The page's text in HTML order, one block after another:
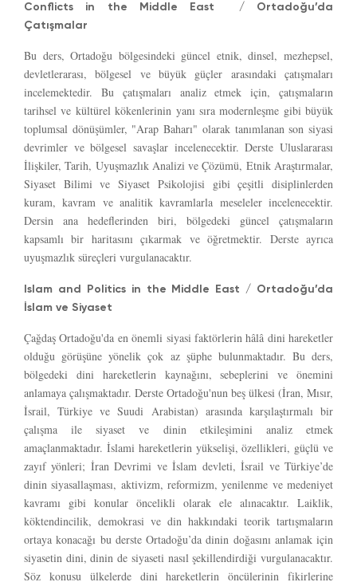
Conflicts in the Middle East / Ortadoğu’da
Çatışmalar
Bu ders, Ortadoğu bölgesindeki güncel etnik, dinsel, mezhepsel,
devletlerarası, bölgesel ve büyük güçler arasındaki çatışmaları
incelemektedir. Bu çatışmaları analiz etmek için, çatışmaların
tarihsel ve kültürel kökenlerinin yanı sıra modernleşme gibi büyük
toplumsal dönüşümler, "Arap Baharı" olarak tanımlanan son siyasi
devrimler ve bölgesel savaşlar incelenecektir. Derste Uluslararası
İlişkiler, Tarih, Uyuşmazlık Analizi ve Çözümü, Etnik Araştırmalar,
Siyaset Bilimi ve Siyaset Psikolojisi gibi çeşitli disiplinlerden
kuram, kavram ve analitik kavramlarla meseleler incelenecektir.
Dersin ana hedeflerinden biri, bölgedeki güncel çatışmaların
kapsamlı bir haritasını çıkarmak ve öğretmektir. Derste ayrıca
uyuşmazlık süreçleri vurgulanacaktır.
Islam and Politics in the Middle East / Ortadoğu’da
İslam ve Siyaset
Çağdaş Ortadoğu'da en önemli siyasi faktörlerin hâlâ dini hareketler
olduğu görüşüne yönelik çok az şüphe bulunmaktadır. Bu ders,
bölgedeki dini hareketlerin kaynağını, sebeplerini ve önemini
anlamaya çalışmaktadır. Derste Ortadoğu'nun beş ülkesi (İran, Mısır,
İsrail, Türkiye ve Suudi Arabistan) arasında karşılaştırmalı bir
çalışma ile siyaset ve dinin etkileşimini analiz etmek
amaçlanmaktadır. İslami hareketlerin yükselişi, özellikleri, güçlü ve
zayıf yönleri; İran Devrimi ve İslam devleti, İsrail ve Türkiye’de
dinin siyasallaşması, aktivizm, reformizm, yenilenme ve medeniyet
kavramı gibi konular öncelikli olarak ele alınacaktır. Laiklik,
köktendincilik, demokrasi ve din hakkındaki teorik tartışmaların
ortaya konacağı bu derste Ortadoğu’da dinin doğasını anlamak için
siyasetin dini, dinin de siyaseti nasıl şekillendirdiği vurgulanacaktır.
Söz konusu ülkelerde dini hareketlerin öncülerinin fikirlerine